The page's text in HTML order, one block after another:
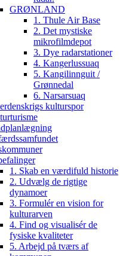
GRØNLAND
1. Thule Air Base
2. Det mystiske
mikrofilmdepot
3. Dye radarstationer
4. Kangerlussuaq
5. Kangilinnguit /
Grønnedal
6. Narsarsuaq
kulturspor
1. Skab en værdifuld historie
2. Udvælg de rigtige
dynamoer
3. Formulér en vision for
kulturarven
4. Find og visualisér de
fysiske kvaliteter
5. Arbejd på tværs af